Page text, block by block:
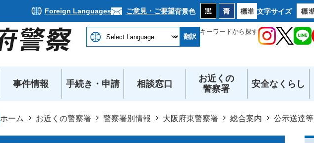
Foreign Languages ご意見・ご要望背景色 文字サイズ
翻訳
キーワードから探す
事件情報 手続き・申請 相談窓口
お近くの
警察署
安全なくらし
ホーム お近くの警察署 警察署別情報 大阪府東警察署 総合案内 公示送達等